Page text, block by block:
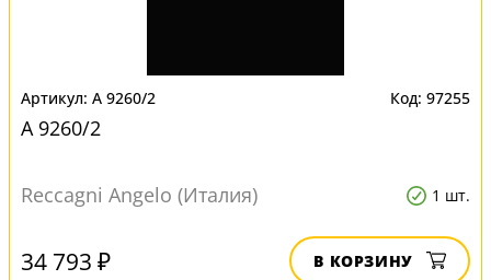
A 9260/2 97255
A 9260/2
Reccagni Angelo (Италия) 1 шт.
34 793 ₽ В КОРЗИНУ